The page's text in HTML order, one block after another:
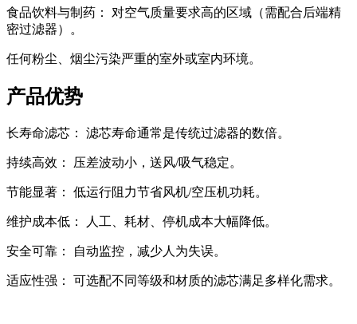
食品饮料与制药： 对空气质量要求高的区域（需配合后端精
密过滤器）。
任何粉尘、烟尘污染严重的室外或室内环境。
产品优势
长寿命滤芯： 滤芯寿命通常是传统过滤器的数倍。
持续高效： 压差波动小，送风/吸气稳定。
节能显著： 低运行阻力节省风机/空压机功耗。
维护成本低： 人工、耗材、停机成本大幅降低。
安全可靠： 自动监控，减少人为失误。
适应性强： 可选配不同等级和材质的滤芯满足多样化需求。